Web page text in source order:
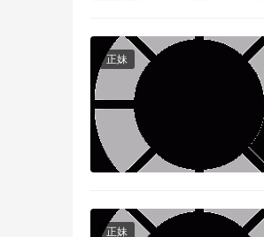
尤其是在微信小圈子中最
象。常有人言：“我不介
正妹
正妹